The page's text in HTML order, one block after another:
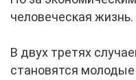
человеческая жизнь.
В двух третях
становятся